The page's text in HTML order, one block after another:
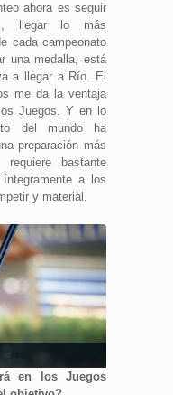
ahora es seguir
llegar lo más
cada campeonato
una medalla, está
a llegar a Río. El
me da la ventaja
Juegos. Y en lo
del mundo ha
preparación más
bastante
a los
y material.
en los Juegos